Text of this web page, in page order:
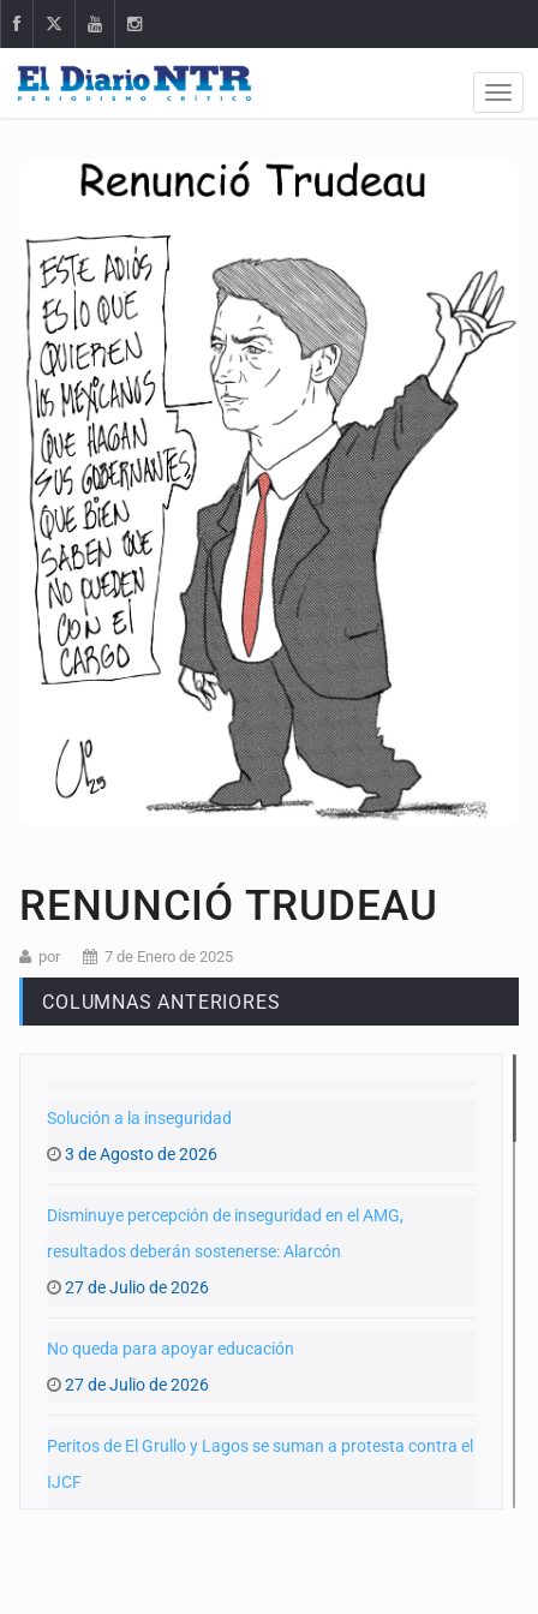
RENUNCIÓ TRUDEAU
por 7 de Enero de 2025
COLUMNAS ANTERIORES
Solución a la inseguridad
3 de Agosto de 2026
Disminuye percepción de inseguridad en el AMG,
resultados deberán sostenerse: Alarcón
27 de Julio de 2026
No queda para apoyar educación
27 de Julio de 2026
Peritos de El Grullo y Lagos se suman a protesta contra el
IJCF